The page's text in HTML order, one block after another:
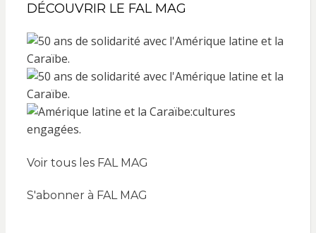
DÉCOUVRIR LE FAL MAG
Voir tous les FAL MAG
S'abonner à FAL MAG